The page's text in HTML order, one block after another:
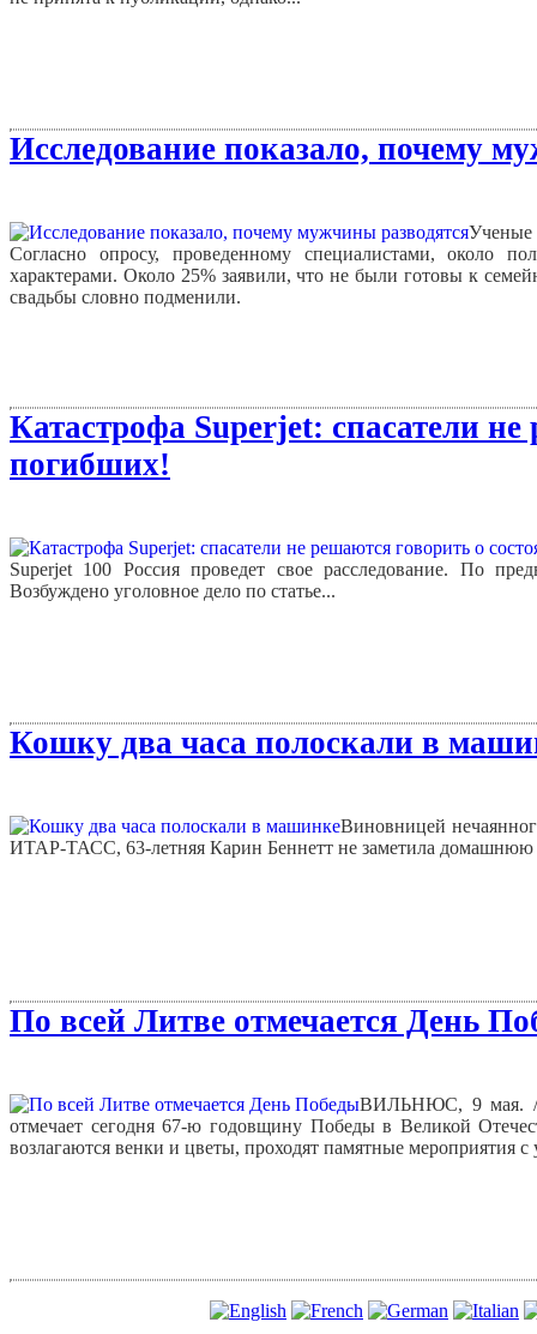
Исследование показало, почему
Согласно опросу, проведенному специалистами, около
характерами. Около 25% заявили, что не были готовы к
свадьбы словно подменили.
Катастрофа Superjet: спасатели
погибших!
Superjet 100 Россия проведет свое расследование. По
Возбуждено уголовное дело по статье...
Кошку два часа полоскали в
Виновницей
ИТАР-ТАСС, 63-летняя Карин Беннетт не заметила
По всей Литве отмечается День
ВИЛЬНЮС, 9 мая. /
отмечает сегодня 67-ю годовщину Победы в Великой
возлагаются венки и цветы, проходят памятные мероприятия с